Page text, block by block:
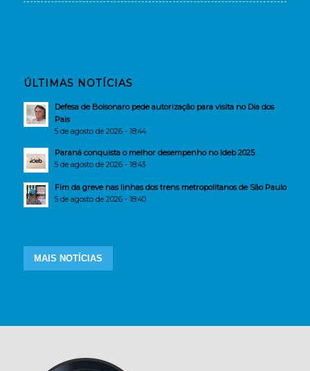
ÚLTIMAS NOTÍCIAS
Defesa de Bolsonaro pede autorização para visita no Dia dos
Pais
5 de agosto de 2026 - 18:44
Paraná conquista o melhor desempenho no Ideb 2025
5 de agosto de 2026 - 18:43
Fim da greve nas linhas dos trens metropolitanos de São Paulo
5 de agosto de 2026 - 18:40
MAIS NOTÍCIAS